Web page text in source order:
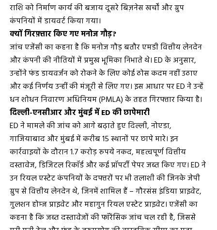
राशि को निर्माण कार्य की बजाय दूसरे बिज़नेस खर्चों और ग्रुप
कंपनियों में डायवर्ट किया गया।
क्यों गिरफ़्तार किए गए मनोज गौड़?
जांच एजेंसी का कहना है कि मनोज गौड़ बतौर एमडी वित्तीय लेनदेन
और कंपनी की नीतियों में प्रमुख भूमिका निभाते थे। ED के अनुसार,
उन्होंने फंड डायवर्जन को रोकने के लिए कोई ठोस कदम नहीं उठाए
और कई निर्णय उन्हीं की मंजूरी से लिए गए। इस आधार पर ED ने उन्हें
धन शोधन निवारण अधिनियम (PMLA) के तहत गिरफ्तार किया है।
दिल्ली-एनसीआर और मुंबई में ED की छापेमारी
ED ने मामले की जांच को आगे बढ़ाते हुए दिल्ली, नोएडा,
गाजियाबाद और मुंबई में करीब 15 स्थानों पर छापे मारे। इन
कार्रवाइयों के दौरान 1.7 करोड़ रुपये नकद, महत्वपूर्ण वित्तीय
दस्तावेज, डिजिटल रिकॉर्ड और कई प्रॉपर्टी पेपर जब्त किए गए। ED ने
उन रियल एस्टेट कंपनियों के दफ्तरों पर भी तलाशी की जिनके जेपी
ग्रुप से वित्तीय लेनदेन थे, जिनमें शामिल हैं – गौरसंस इंडिया प्राइवेट,
गुलशन होम्ज प्राइवेट और महागुन रियल एस्टेट प्राइवेट। एजेंसी का
कहना है कि जब्त दस्तावेजों की फॉरेंसिक जांच चल रही है, जिससे